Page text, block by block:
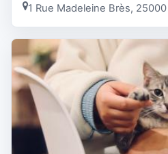
1 Rue Madeleine Brès,